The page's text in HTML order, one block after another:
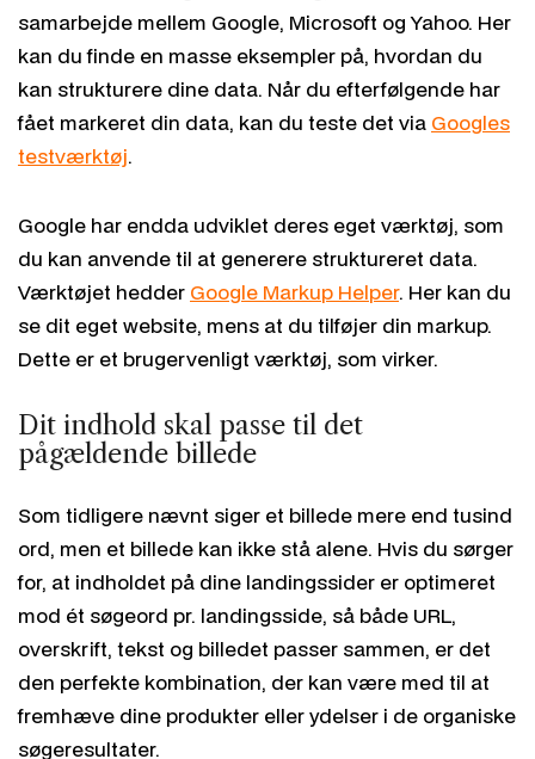
samarbejde mellem Google, Microsoft og Yahoo. Her
kan du finde en masse eksempler på, hvordan du
kan strukturere dine data. Når du efterfølgende har
fået markeret din data, kan du teste det via Googles
testværktøj.
Google har endda udviklet deres eget værktøj, som
du kan anvende til at generere struktureret data.
Værktøjet hedder Google Markup Helper. Her kan du
se dit eget website, mens at du tilføjer din markup.
Dette er et brugervenligt værktøj, som virker.
Dit indhold skal passe til det
pågældende billede
Som tidligere nævnt siger et billede mere end tusind
ord, men et billede kan ikke stå alene. Hvis du sørger
for, at indholdet på dine landingssider er optimeret
mod ét søgeord pr. landingsside, så både URL,
overskrift, tekst og billedet passer sammen, er det
den perfekte kombination, der kan være med til at
fremhæve dine produkter eller ydelser i de organiske
søgeresultater.